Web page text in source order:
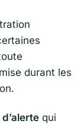
durant les
qui